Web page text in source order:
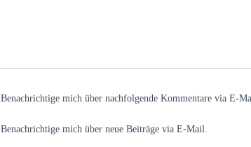
Benachrichtige mich über nachfolgende Kommentare via E-
Benachrichtige mich über neue Beiträge via E-Mail.